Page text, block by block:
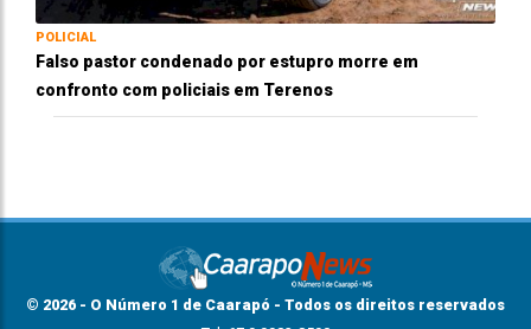
POLICIAL
Falso pastor condenado por estupro morre em
confronto com policiais em Terenos
© 2026 - O Número 1 de Caarapó - Todos os direitos reservados